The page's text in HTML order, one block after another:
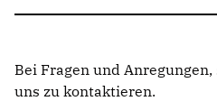
Bei Fragen und
uns zu kontaktieren.